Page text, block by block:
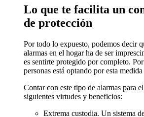
Lo que te facilita un
de protección
Por todo lo expuesto, podemos decir
alarmas en el hogar ha de ser
es sentirte protegido por completo.
personas está optando por esta
Contar con este tipo de alarmas para
siguientes virtudes y beneficios:
Extrema custodia. Un sistema